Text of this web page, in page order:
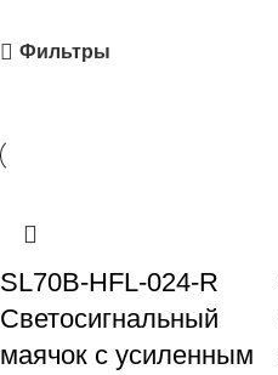
Фильтры
SL70B-HFL-024-R
Светосигнальный
маячок с усиленным